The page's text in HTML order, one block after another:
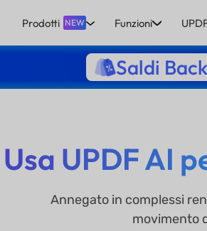
Prodotti NEW Funzioni
Saldi
Usa UPDF AI
Annegato in complessi
movimento